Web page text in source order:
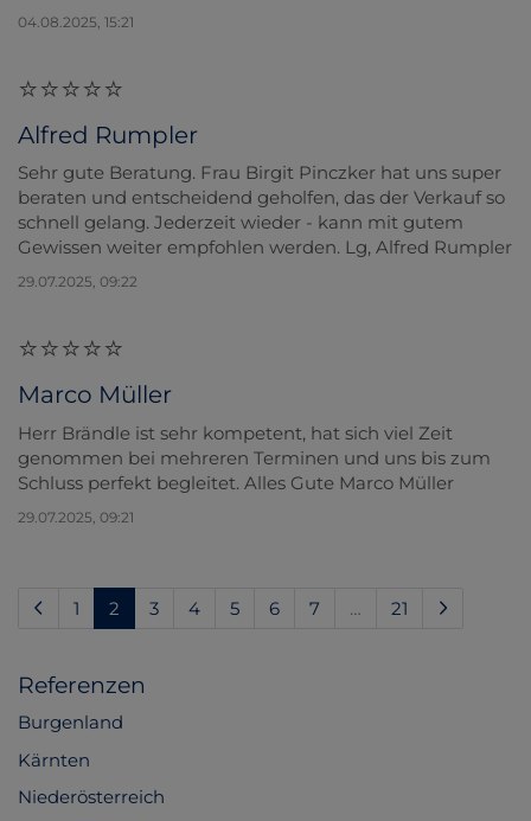
04.08.2025, 15:21
Alfred Rumpler
Sehr gute Beratung. Frau Birgit Pinczker hat uns super
beraten und entscheidend geholfen, das der Verkauf so
schnell gelang. Jederzeit wieder - kann mit gutem
Gewissen weiter empfohlen werden. Lg, Alfred Rumpler
29.07.2025, 09:22
Marco Müller
Herr Brändle ist sehr kompetent, hat sich viel Zeit
genommen bei mehreren Terminen und uns bis zum
Schluss perfekt begleitet. Alles Gute Marco Müller
29.07.2025, 09:21
1 2 (current)
3 4 5 6 7 … 21
Referenzen
Burgenland
Kärnten
Niederösterreich